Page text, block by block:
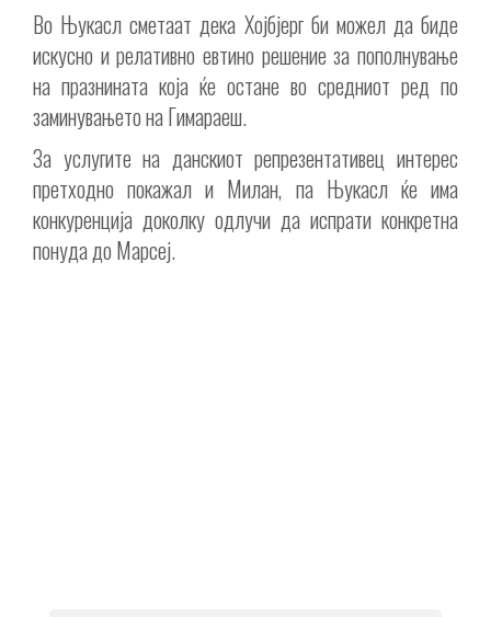
Во Њукасл сметаат дека Хојбјерг би можел да биде
искусно и релативно евтино решение за пополнување
на празнината која ќе остане во средниот ред по
заминувањето на Гимараеш.
За услугите на данскиот репрезентативец интерес
претходно покажал и Милан, па Њукасл ќе има
конкуренција доколку одлучи да испрати конкретна
понуда до Марсеј.